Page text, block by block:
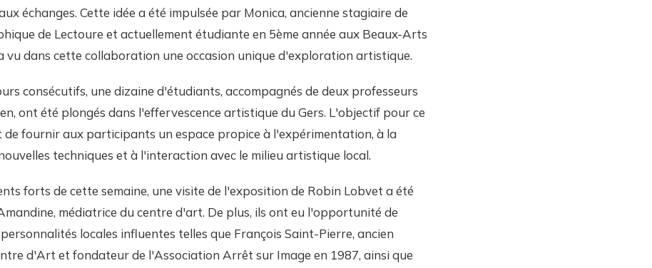
échanges. Cette idée a été impulsée par Monica, ancienne stagiaire de
de Lectoure et actuellement étudiante en 5ème année aux Beaux-Arts
vu dans cette collaboration une occasion unique d'exploration artistique.
consécutifs, une dizaine d'étudiants, accompagnés de deux professeurs
ont été plongés dans l'effervescence artistique du Gers. L'objectif pour ce
fournir aux participants un espace propice à l'expérimentation, à la
techniques et à l'interaction avec le milieu artistique local.
forts de cette semaine, une visite de l'exposition de Robin Lobvet a été
médiatrice du centre d'art. De plus, ils ont eu l'opportunité de
locales influentes telles que François Saint-Pierre, ancien
d'Art et fondateur de l'Association Arrêt sur Image en 1987, ainsi que